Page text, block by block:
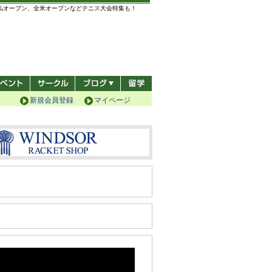
ープン、全米オープンなどテニス大会特集も！
マイページ
新規会員登録